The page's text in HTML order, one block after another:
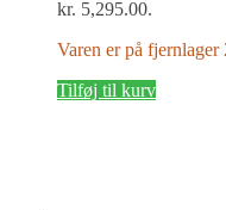
kr. 5,295.00.
Varen er på fjernlager
Tilføj til kurv